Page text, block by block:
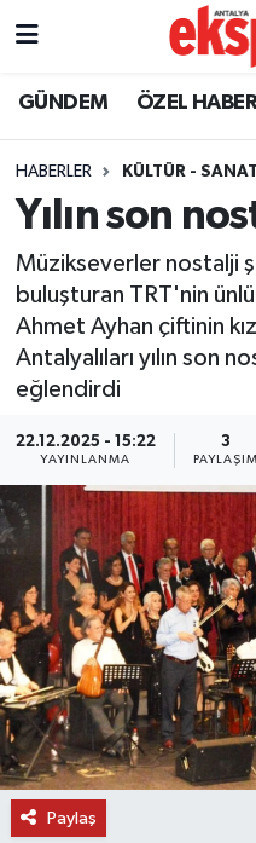
GÜNDEM ÖZEL HABER
HABERLER KÜLTÜR - SANAT
Yılın son
Müzikseverler nostalji
buluşturan TRT'nin ünlü
Ahmet Ayhan çiftinin
Antalyalıları yılın son
eğlendirdi
22.12.2025 - 15:22
YAYINLANMA
3
PAYLAŞIM
Paylaş
ÖZEL HABER
YEREL GÜNDEM
EKONOMİ
KÜLTÜR - SANAT
SPOR
SİYASET
SAĞLIK
DÜNYA
EĞİTİM
TURİZM
RÖPORTAJ
VİDEO HABERLER
Nöbetçi Eczaneler
Trafik Durumu
Süper Lig Puan
Tüm Manşetler
Son Dakika Haberleri
Haber Arşivi